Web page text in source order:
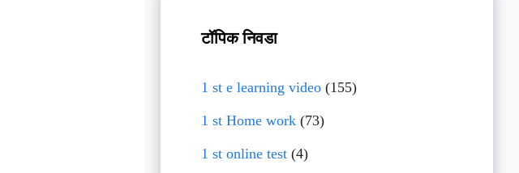
टॉपिक निवडा
1 st e learning video(155)
1 st Home work(73)
1 st online test(4)